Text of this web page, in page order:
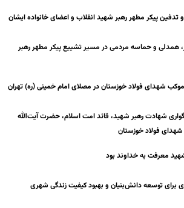
تدفین پیکر مطهر رهبر شهید انقلاب و اعضای خانواده ایشان
همدلی و حماسه مردمی در مسیر تشییع پیکر مطهر رهبر
موکب شهدای فولاد خوزستان در مصلای امام خمینی (ره) تهران
شهادت رهبر شهید، قائد امت اسلام، حضرت آیت‌الله
فولاد خوزستان
معرفت به خداوند بود
برای توسعه دانش‌بنیان و بهبود کیفیت زندگی شهری